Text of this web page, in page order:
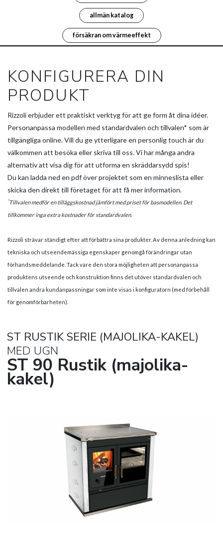
allmän katalog
försäkran om värmeeffekt
KONFIGURERA DIN
PRODUKT
Rizzoli erbjuder ett praktiskt verktyg för att ge form åt dina idéer.
Personanpassa modellen med standardvalen och tillvalen* som är
tillgängliga online. Vill du ge ytterligare en personlig touch är du
välkommen att besöka eller skriva till oss. Vi har många andra
alternativ att visa dig för att utforma en skräddarsydd spis!
Du kan ladda ned en pdf över projektet som en minneslista eller
skicka den direkt till företaget för att få mer information.
*Tillvalen medför en tilläggskostnad jämfört med priset för basmodellen. Det
tillkommer inga extra kostnader för standardvalen.
Rizzoli strävar ständigt efter att förbättra sina produkter. Av denna anledning kan
tekniska och utseendemässiga egenskaper genomgå förändringar utan
förhandsmeddelande. Tack vare den stora möjligheten att personanpassa
produktens utseende och konstruktion finns det utöver standardvalen och
tillvalen andra kundanpassningar som inte visas i konfiguratorn (med förbehåll
för genomförbarheten).
ST RUSTIK SERIE (MAJOLIKA-KAKEL)
MED UGN
ST 90 Rustik (majolika-
kakel)